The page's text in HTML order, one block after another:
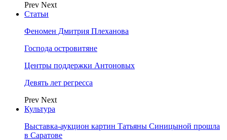
Prev Next
Статьи
Феномен Дмитрия Плеханова
Господа островитяне
Центры поддержки Антоновых
Девять лет регресса
Prev Next
Культура
Выставка-аукцион картин Татьяны Синицыной прошла
в Саратове